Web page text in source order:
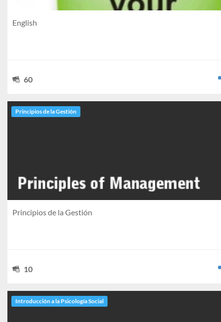
English
60
Principios de la Gestión
Principios de la Gestión
10
Introducción a la Psicología Social